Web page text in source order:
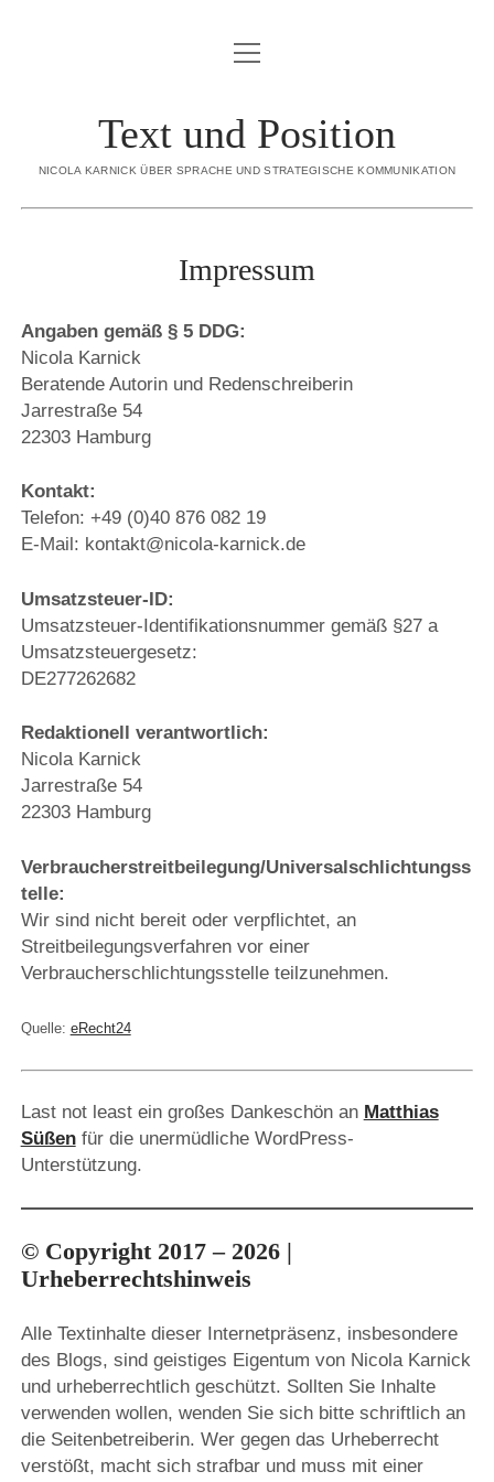
BLOG
Menü
öffnen
INTERNE REDAKTION
REDENSCHREIBEN
DATENSCHUTZERKLÄRUNG
IMPRESSUM
Menü
öffnen
Text und Position
NICOLA KARNICK ÜBER SPRACHE UND STRATEGISCHE KOMMUNIKATION
Impressum
Angaben gemäß § 5 DDG:
Nicola Karnick
Beratende Autorin und Redenschreiberin
Jarrestraße 54
22303 Hamburg
Kontakt:
Telefon: +49 (0)40 876 082 19
E-Mail: kontakt@nicola-karnick.de
Umsatzsteuer-ID:
Umsatzsteuer-Identifikationsnummer gemäß §27 a
Umsatzsteuergesetz:
DE277262682
Redaktionell verantwortlich:
Nicola Karnick
Jarrestraße 54
22303 Hamburg
Verbraucherstreitbeilegung/Universalschlichtungss
telle:
Wir sind nicht bereit oder verpflichtet, an
Streitbeilegungsverfahren vor einer
Verbraucherschlichtungsstelle teilzunehmen.
Quelle: eRecht24
Last not least ein großes Dankeschön an Matthias
Süßenfür die unermüdliche WordPress-
Unterstützung.
© Copyright 2017 – 2026 |
Urheberrechtshinweis
Alle Textinhalte dieser Internetpräsenz, insbesondere
des Blogs, sind geistiges Eigentum von Nicola Karnick
und urheberrechtlich geschützt. Sollten Sie Inhalte
verwenden wollen, wenden Sie sich bitte schriftlich an
die Seitenbetreiberin. Wer gegen das Urheberrecht
verstößt, macht sich strafbar und muss mit einer